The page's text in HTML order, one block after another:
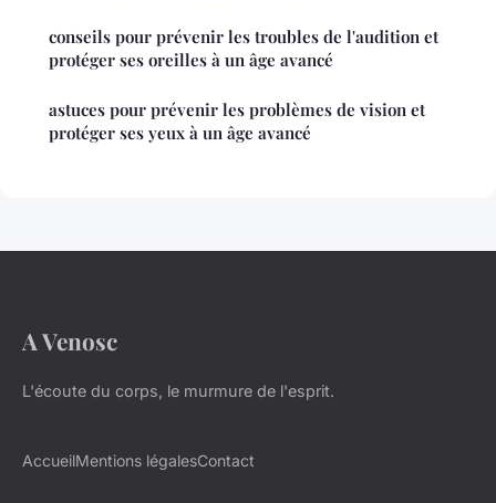
conseils pour prévenir les troubles de l'audition et
protéger ses oreilles à un âge avancé
astuces pour prévenir les problèmes de vision et
protéger ses yeux à un âge avancé
A Venosc
L'écoute du corps, le murmure de l'esprit.
AccueilMentions légalesContact